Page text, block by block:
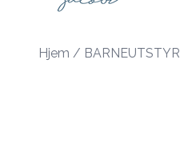
Hjem / BARNEUTSTYR